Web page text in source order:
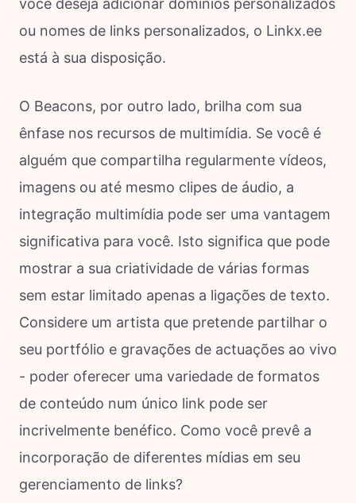
você deseja adicionar domínios personalizados
ou nomes de links personalizados, o Linkx.ee
está à sua disposição.
O Beacons, por outro lado, brilha com sua
ênfase nos recursos de multimídia. Se você é
alguém que compartilha regularmente vídeos,
imagens ou até mesmo clipes de áudio, a
integração multimídia pode ser uma vantagem
significativa para você. Isto significa que pode
mostrar a sua criatividade de várias formas
sem estar limitado apenas a ligações de texto.
Considere um artista que pretende partilhar o
seu portfólio e gravações de actuações ao vivo
- poder oferecer uma variedade de formatos
de conteúdo num único link pode ser
incrivelmente benéfico. Como você prevê a
incorporação de diferentes mídias em seu
gerenciamento de links?